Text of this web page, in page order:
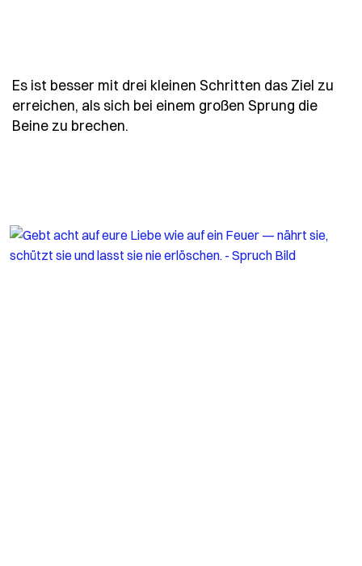
Es ist besser mit drei kleinen Schritten das Ziel zu
erreichen, als sich bei einem großen Sprung die
Beine zu brechen.